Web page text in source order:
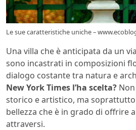
Le sue caratteristiche uniche –
Una villa che è anticipata da un
sono incastrati in composizioni
dialogo costante tra natura e
New York Times l’ha scelta?
storico e artistico, ma
bellezza che è in grado di offrire
attraversi.